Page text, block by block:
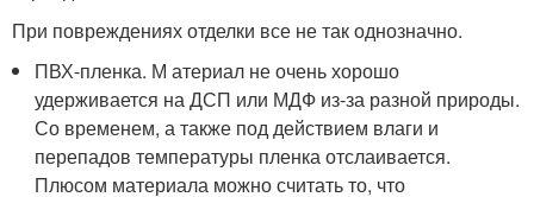
При повреждениях отделки все не так однозначно.
ПВХ-пленка. М атериал не очень хорошо
удерживается на ДСП или МДФ из-за разной природы.
Со временем, а также под действием влаги и
перепадов температуры пленка отслаивается.
Плюсом материала можно считать то, что